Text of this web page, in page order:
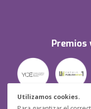
Utilizamos cookies.
Premios